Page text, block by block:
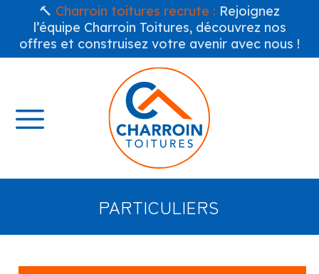
🔨 Charroin toitures recrute : Rejoignez
l’équipe Charroin Toitures, découvrez nos
offres et construisez votre avenir avec nous !
PARTICULIERS